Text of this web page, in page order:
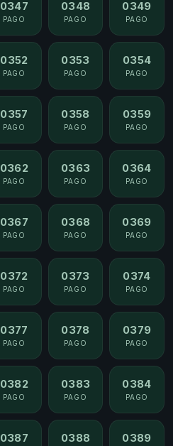
0347
PAGO
0348
PAGO
0349
PAGO
0352
PAGO
0353
PAGO
0354
PAGO
0357
PAGO
0358
PAGO
0359
PAGO
0362
PAGO
0363
PAGO
0364
PAGO
0367
PAGO
0368
PAGO
0369
PAGO
0372
PAGO
0373
PAGO
0374
PAGO
0377
PAGO
0378
PAGO
0379
PAGO
0382
PAGO
0383
PAGO
0384
PAGO
0387 0388 0389